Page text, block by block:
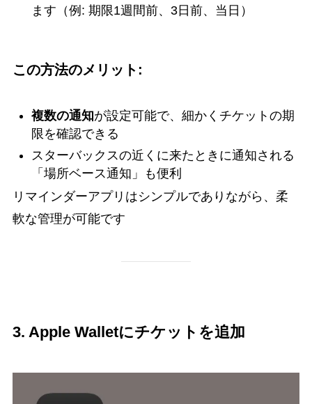
ます（例: 期限1週間前、3日前、当日）
この方法のメリット:
複数の通知が設定可能で、細かくチケットの期
限を確認できる
スターバックスの近くに来たときに通知される
「場所ベース通知」も便利
リマインダーアプリはシンプルでありながら、柔
軟な管理が可能です
3. Apple Walletにチケットを追加